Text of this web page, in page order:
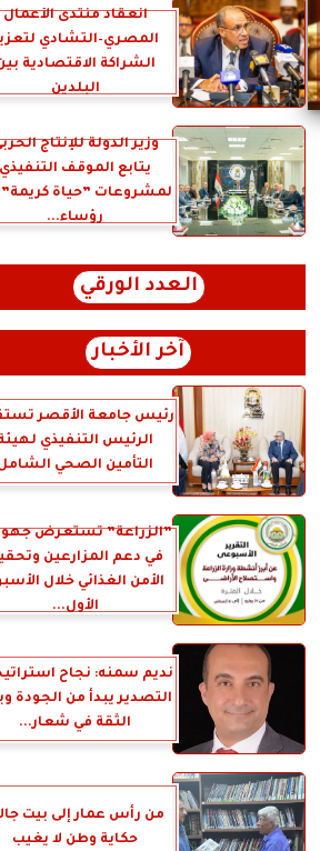
انعقاد منتدى الأعمال
المصري–التشادي
الشراكة الاقتصادية
البلدين
وزير الدولة للإنتاج
يتابع الموقف التنفيذي
لمشروعات ”حياة
رؤساء...
العدد الورقي
آخر الأخبار
رئيس جامعة الأقصر
الرئيس التنفيذي
التأمين الصحي
”الزراعة” تستعرض
في دعم المزارعين
الأمن الغذائي خلال
الأول...
نديم سمنه: نجاح
التصدير يبدأ من الجودة
الثقة في شعار...
من رأس عمار إلى بيت
حكاية وطن لا يغيب